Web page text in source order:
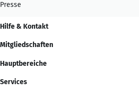
Presse
Hilfe & Kontakt
Mitgliedschaften
Hauptbereiche
Services